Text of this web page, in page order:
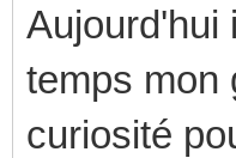
Aujourd'hui
temps mon
curiosité